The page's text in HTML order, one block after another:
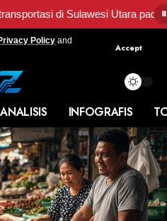
Utara pada Agustus 2025 •⏸
Policy and
Accept
ANALISIS INFOGRAFIS